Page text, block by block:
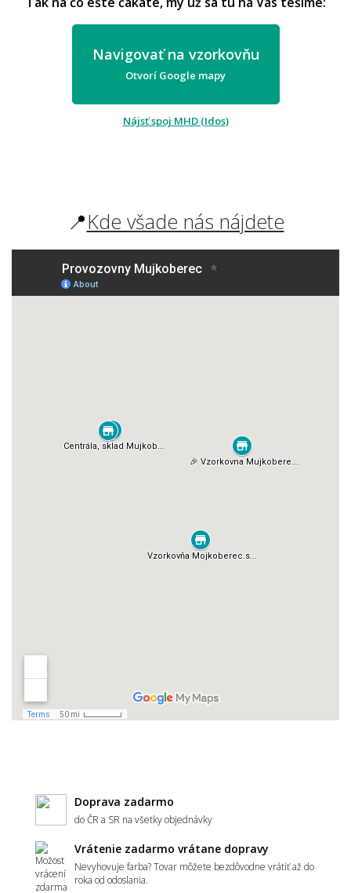
Navigovať na vzorkovňu
Otvorí Google mapy
Nájsť spoj MHD (Idos)
📍Kde všade nás nájdete
Doprava zadarmo
do ČR a SR na všetky objednávky
Vrátenie zadarmo vrátane dopravy
Nevyhovuje farba? Tovar môžete bezdôvodne vrátiť až do
roka od odoslania.